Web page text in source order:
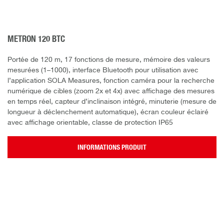
METRON 120 BTC
Portée de 120 m, 17 fonctions de mesure, mémoire des valeurs
mesurées (1–1000), interface Bluetooth pour utilisation avec
l’application SOLA Measures, fonction caméra pour la recherche
numérique de cibles (zoom 2x et 4x) avec affichage des mesures
en temps réel, capteur d’inclinaison intégré, minuterie (mesure de
longueur à déclenchement automatique), écran couleur éclairé
avec affichage orientable, classe de protection IP65
INFORMATIONS PRODUIT